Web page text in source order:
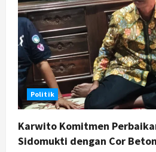
Politik
Karwito Komitmen
Sidomukti dengan Cor